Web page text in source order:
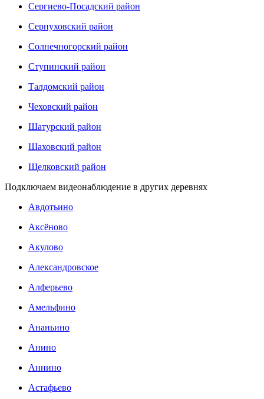
Сергиево-Посадский район
Серпуховский район
Солнечногорский район
Ступинский район
Талдомский район
Чеховский район
Шатурский район
Шаховский район
Щелковский район
Подключаем видеонаблюдение в других деревнях
Авдотьино
Аксёново
Акулово
Александровское
Алферьево
Амельфино
Ананьино
Анино
Аннино
Астафьево